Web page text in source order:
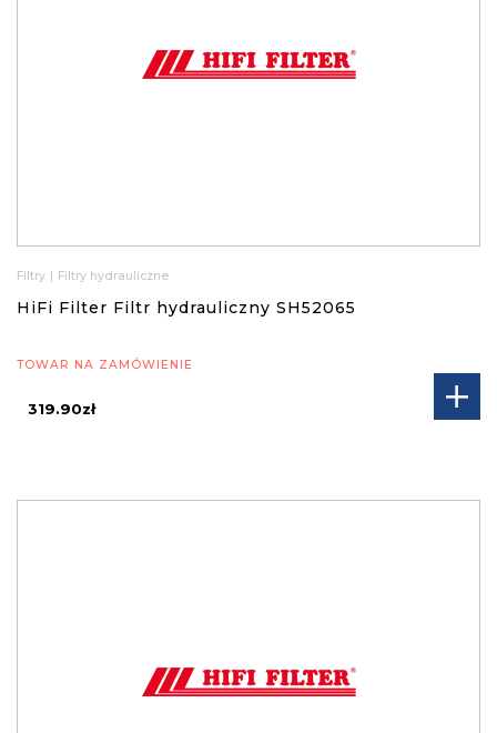
Filtry | Filtry hydrauliczne
HiFi Filter Filtr hydrauliczny SH52065
TOWAR NA ZAMÓWIENIE
319.90zł